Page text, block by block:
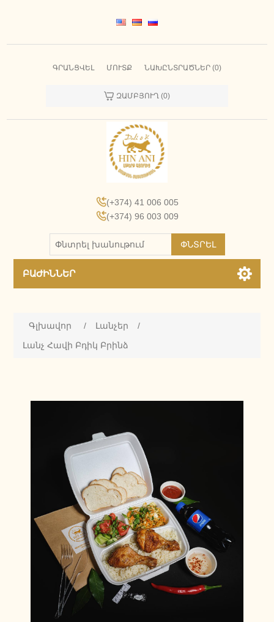
ԳՐԱՆՑՎԵԼ ՄՈՒՏՔ ՆԱԽԸՆՏՐԱԾՆԵՐ (0)
ԶԱՄԲՅՈՒՂ (0)
(+374) 41 006 005
(+374) 96 003 009
ՓՆՏՐԵԼ
ԲԱԺԻՆՆԵՐ
Գլխավոր / Լանչեր
/
Լանչ Հավի Բդիկ Բրինձ